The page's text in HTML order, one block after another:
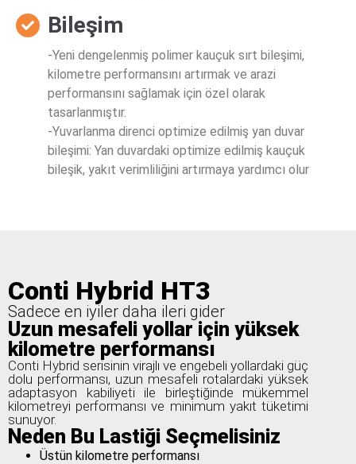
Bileşim
-Yeni dengelenmiş polimer kauçuk sırt bileşimi,
kilometre performansını artırmak ve arazi
performansını sağlamak için özel olarak
tasarlanmıştır.
-Yuvarlanma direnci optimize edilmiş yan duvar
bileşimi: Yan duvardaki optimize edilmiş kauçuk
bileşik, yakıt verimliliğini artırmaya yardımcı olur
Conti Hybrid HT3
Sadece en iyiler daha ileri gider
Uzun mesafeli yollar için yüksek
kilometre performansı
Conti Hybrid serisinin virajlı ve engebeli yollardaki güç
dolu performansı, uzun mesafeli rotalardaki yüksek
adaptasyon kabiliyeti ile birleştiğinde mükemmel
kilometreyi performansı ve minimum yakıt tüketimi
sunuyor.
Neden Bu Lastiği Seçmelisiniz
Üstün kilometre performansı